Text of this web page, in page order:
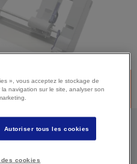
n’est plus disponible.
à bénéficier du support.
SUPPORT DE CE
», vous acceptez le stockage de
navigation sur le site, analyser son
Autoriser tous les cookies
cookies